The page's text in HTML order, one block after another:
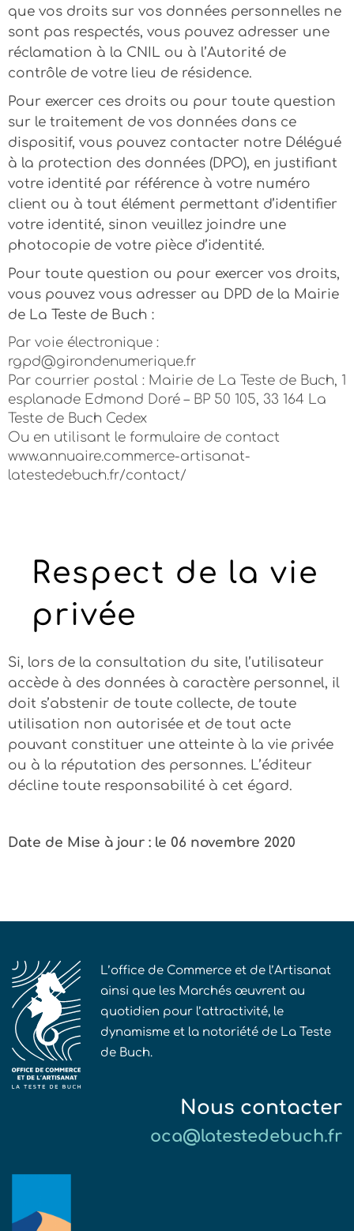
que vos droits sur vos données personnelles ne
sont pas respectés, vous pouvez adresser une
réclamation à la CNIL ou à l’Autorité de
contrôle de votre lieu de résidence.
Pour exercer ces droits ou pour toute question
sur le traitement de vos données dans ce
dispositif, vous pouvez contacter notre Délégué
à la protection des données (DPO), en justifiant
votre identité par référence à votre numéro
client ou à tout élément permettant d’identifier
votre identité, sinon veuillez joindre une
photocopie de votre pièce d’identité.
Pour toute question ou pour exercer vos droits,
vous pouvez vous adresser au DPD de la Mairie
de La Teste de Buch :
Par voie électronique :
rgpd@girondenumerique.fr
Par courrier postal : Mairie de La Teste de Buch, 1
esplanade Edmond Doré – BP 50 105, 33 164 La
Teste de Buch Cedex
Ou en utilisant le formulaire de contact
www.annuaire.commerce-artisanat-
latestedebuch.fr/contact/
Respect de la vie
privée
Si, lors de la consultation du site, l’utilisateur
accède à des données à caractère personnel, il
doit s’abstenir de toute collecte, de toute
utilisation non autorisée et de tout acte
pouvant constituer une atteinte à la vie privée
ou à la réputation des personnes. L’éditeur
décline toute responsabilité à cet égard.
Date de Mise à jour : le 06 novembre 2020
L’office de Commerce et de l’Artisanat
ainsi que les Marchés œuvrent au
quotidien pour l’attractivité, le
dynamisme et la notoriété de La Teste
de Buch.
Nous contacter
oca@latestedebuch.fr